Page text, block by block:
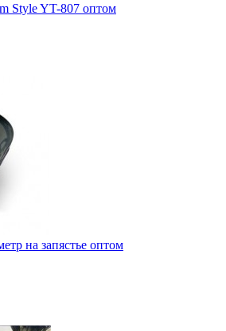
Style YT-807 оптом
на запястье оптом